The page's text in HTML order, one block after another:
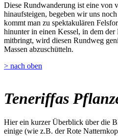
Diese Rundwanderung ist eine von
hinaufsteigen, begeben wir uns
kommt man zu spektakulären
hinunter in einen Kessel, in dem
mitbringt, wird diesen Rundweg
Massen abzuschütteln.
> nach oben
Teneriffas
Hier ein kurzer Überblick über die
einige (wie z.B. der Rote